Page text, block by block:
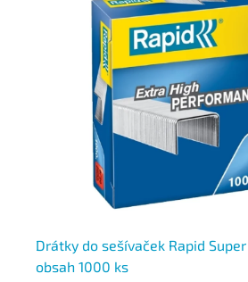
Drátky do sešívaček Rapid
obsah 1000 ks